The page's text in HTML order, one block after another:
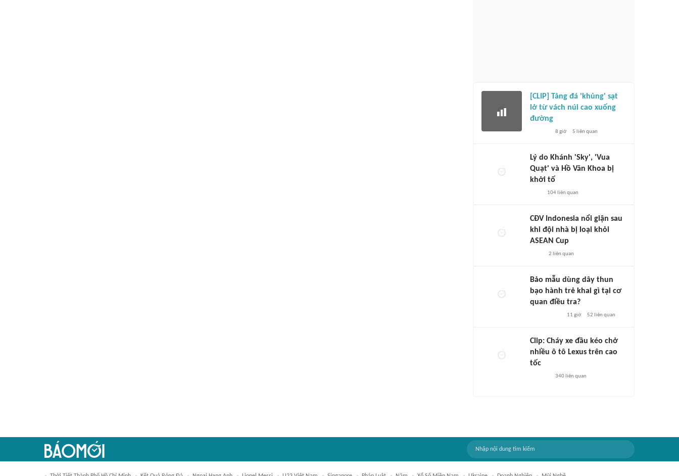
[CLIP] Tảng đá 'khủng' sạt
lở từ vách núi cao xuống
đường
8 giờ 5 liên quan
Lý do Khánh 'Sky', 'Vua
Quạt' và Hồ Văn Khoa bị
khởi tố
104liên quan
CĐV Indonesia nổi giận sau
khi đội nhà bị loại khỏi
ASEAN Cup
2 liên quan
Bảo mẫu dùng dây thun
bạo hành trẻ khai gì tại cơ
quan điều tra?
11 giờ 52 liên quan
Clip: Cháy xe đầu kéo chở
nhiều ô tô Lexus trên cao
tốc
340liên quan